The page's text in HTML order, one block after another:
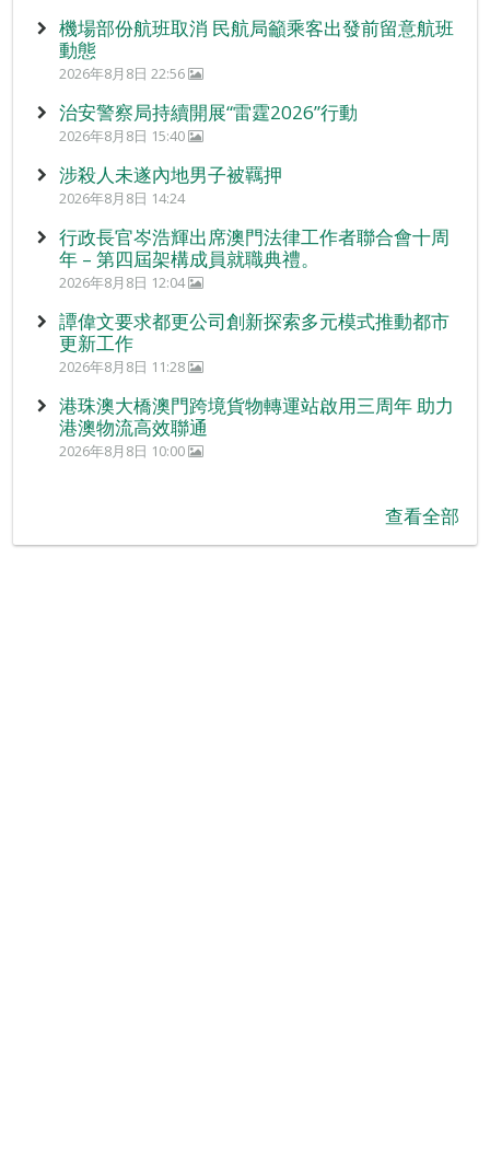
機場部份航班取消 民航局籲乘客出發前留意航班
動態
2026年8月8日 22:56
治安警察局持續開展“雷霆2026”行動
2026年8月8日 15:40
涉殺人未遂內地男子被羈押
2026年8月8日 14:24
行政長官岑浩輝出席澳門法律工作者聯合會十周
年 – 第四屆架構成員就職典禮。
2026年8月8日 12:04
譚偉文要求都更公司創新探索多元模式推動都市
更新工作
2026年8月8日 11:28
港珠澳大橋澳門跨境貨物轉運站啟用三周年 助力
港澳物流高效聯通
2026年8月8日 10:00
查看全部